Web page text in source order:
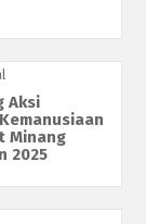
Aksi
Minang
2025